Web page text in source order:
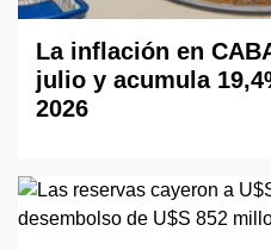
La inflación en
julio y acumula
2026